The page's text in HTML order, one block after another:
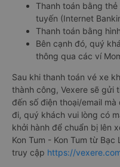
Thanh toán bằng
tuyến (Internet
Thanh toán bằng
Bên cạnh đó, quý
thông qua các ví
Sau khi thanh toán vé xe
thành công, Vexere sẽ gửi
đến số điện thoại/email
đi, quý khách vui lòng có
khởi hành để chuẩn bị lên
Kon Tum - Kon Tum từ
truy cập https://